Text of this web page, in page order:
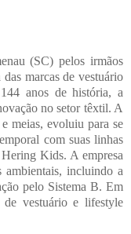
(SC) pelos irmãos
marcas de vestuário
anos de história, a
no setor têxtil. A
meias, evoluiu para se
com suas linhas
Kids. A empresa
ambientais, incluindo a
pelo Sistema B. Em
vestuário e lifestyle